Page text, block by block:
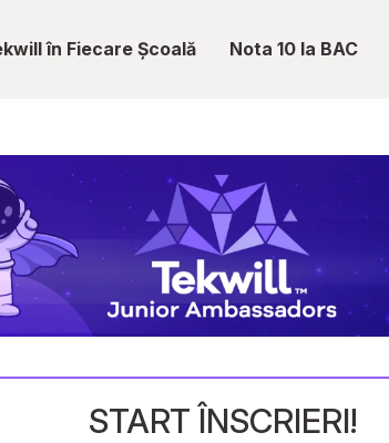
în Fiecare Școală Nota 10 la BAC
START ÎNSCRIERI!